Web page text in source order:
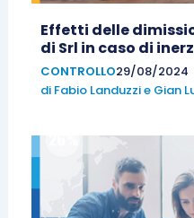
Effetti delle
di Srl in caso di
CONTROLLO29/08/2024
di Fabio Landuzzie Gian